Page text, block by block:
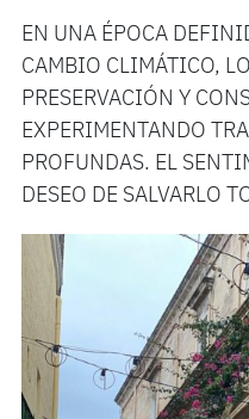
EN UNA ÉPOCA
CAMBIO CLIMÁTICO,
PRESERVACIÓN Y
EXPERIMENTANDO
PROFUNDAS. EL
DESEO DE SALVARLO